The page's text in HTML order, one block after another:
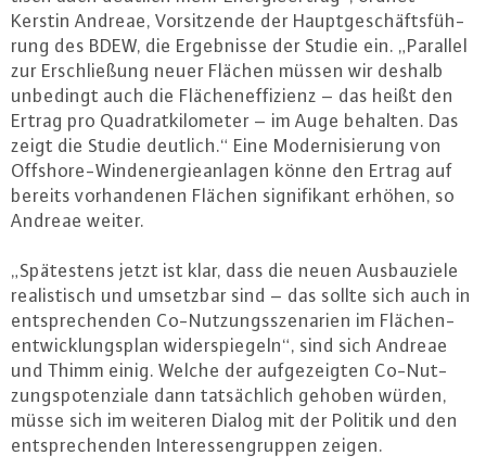
Kerstin Andreae, Vor­sit­zen­de der Haupt­ge­schäfts­füh­
rung des BDEW, die Er­geb­nis­se der Studie ein. „Parallel
zur Er­schlie­ßung neuer Flächen müssen wir deshalb
unbedingt auch die Flä­chen­ef­fi­zi­enz – das heißt den
Ertrag pro Qua­drat­ki­lo­me­ter – im Auge behalten. Das
zeigt die Studie deutlich.“ Eine Mo­der­ni­sie­rung von
Off­shore-Wind­ener­gie­an­la­gen könne den Ertrag auf
bereits vor­han­de­nen Flächen si­gni­fi­kant erhöhen, so
Andreae weiter.
„Spä­tes­tens jetzt ist klar, dass die neuen Aus­bau­zie­le
rea­lis­tisch und umsetzbar sind – das sollte sich auch in
ent­spre­chen­den Co-Nut­zungs­sze­na­ri­en im Flä­chen­
ent­wick­lungs­plan wi­der­spie­geln“, sind sich Andreae
und Thimm einig. Welche der auf­ge­zeig­ten Co-Nut­
zungs­po­ten­zia­le dann tat­säch­lich gehoben würden,
müsse sich im weiteren Dialog mit der Politik und den
ent­spre­chen­den In­ter­es­sen­grup­pen zeigen.